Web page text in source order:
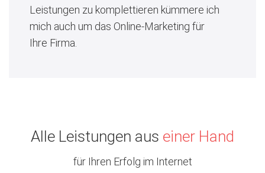
Leistungen zu komplettieren kümmere ich
mich auch um das Online-Marketing für
Ihre Firma.
Alle Leistungen aus einer Hand
für Ihren Erfolg im Internet